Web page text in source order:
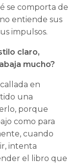
se comporta de
entiende sus
impulsos.
claro,
mucho?
en
una
porque
como para
cuando
intenta
el libro que